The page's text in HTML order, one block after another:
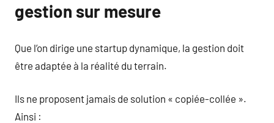
gestion sur mesure
Que l’on dirige une startup dynamique, la gestion doit
être adaptée à la réalité du terrain.
Ils ne proposent jamais de solution « copiée-collée ».
Ainsi :